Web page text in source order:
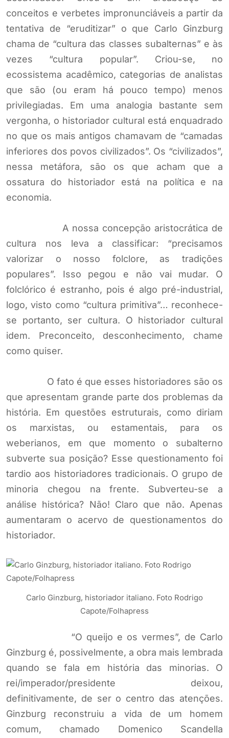
conceitos e verbetes impronunciáveis a partir da
tentativa de “eruditizar” o que Carlo Ginzburg
chama de “cultura das classes subalternas” e às
vezes “cultura popular”. Criou-se, no
ecossistema acadêmico, categorias de analistas
que são (ou eram há pouco tempo) menos
privilegiadas. Em uma analogia bastante sem
vergonha, o historiador cultural está enquadrado
no que os mais antigos chamavam de “camadas
inferiores dos povos civilizados”. Os “civilizados”,
nessa metáfora, são os que acham que a
ossatura do historiador está na política e na
economia.
A nossa concepção aristocrática de
cultura nos leva a classificar: “precisamos
valorizar o nosso folclore, as tradições
populares”. Isso pegou e não vai mudar. O
folclórico é estranho, pois é algo pré-industrial,
logo, visto como “cultura primitiva”… reconhece-
se portanto, ser cultura. O historiador cultural
idem. Preconceito, desconhecimento, chame
como quiser.
O fato é que esses historiadores são os
que apresentam grande parte dos problemas da
história. Em questões estruturais, como diriam
os marxistas, ou estamentais, para os
weberianos, em que momento o subalterno
subverte sua posição? Esse questionamento foi
tardio aos historiadores tradicionais. O grupo de
minoria chegou na frente. Subverteu-se a
análise histórica? Não! Claro que não. Apenas
aumentaram o acervo de questionamentos do
historiador.
Carlo Ginzburg, historiador italiano. Foto Rodrigo
Capote/Folhapress
“O queijo e os vermes”, de Carlo
Ginzburg é, possivelmente, a obra mais lembrada
quando se fala em história das minorias. O
rei/imperador/presidente deixou,
definitivamente, de ser o centro das atenções.
Ginzburg reconstruiu a vida de um homem
comum, chamado Domenico Scandella